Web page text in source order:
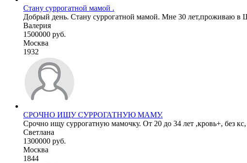
Стану суррогатной мамой .
Добрый день. Стану суррогатной мамой. Мне 30 лет,проживаю в
Валерия
1500000 руб.
Москва
1932
СРОЧНО ИЩУ СУРРОГАТНУЮ МАМУ.
Срочно ищу суррогатную мамочку. От 20 до 34 лет ,кровь+, без
Светлана
1300000 руб.
Москва
1844